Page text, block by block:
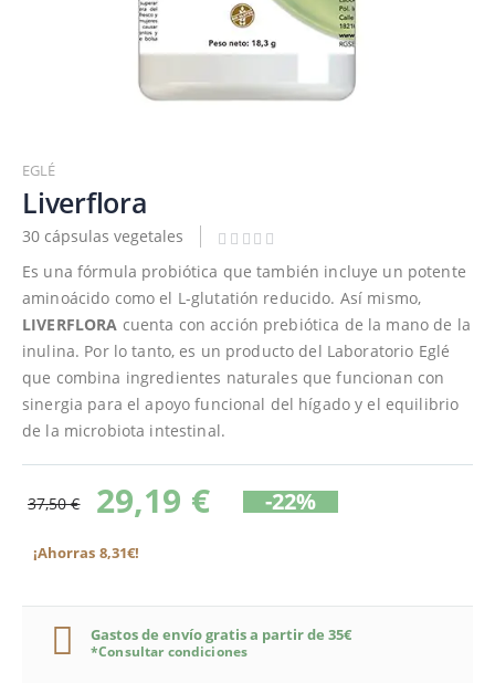
al
comienzo
de
la
galería
imágenes
EGLÉ
Liverflora
30 cápsulas vegetales
Es una fórmula probiótica que también incluye un potente
aminoácido como el L-glutatión reducido. Así mismo,
LIVERFLORA cuenta con acción prebiótica de la mano de la
inulina. Por lo tanto, es un producto del Laboratorio Eglé
que combina ingredientes naturales que funcionan con
sinergia para el apoyo funcional del hígado y el equilibrio
de la microbiota intestinal.
37,50 € 29,19 € -22%
¡Ahorras 8,31€!
Gastos de envío gratis a partir de 35€
*Consultar condiciones